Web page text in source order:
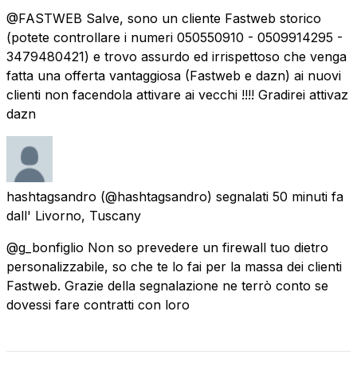
@FASTWEB Salve, sono un cliente Fastweb storico
(potete controllare i numeri 050550910 - 0509914295 -
3479480421) e trovo assurdo ed irrispettoso che venga
fatta una offerta vantaggiosa (Fastweb e dazn) ai nuovi
clienti non facendola attivare ai vecchi !!!! Gradirei attivaz
dazn
hashtagsandro (@hashtagsandro) segnalati 50 minuti fa
dall' Livorno, Tuscany
@g_bonfiglio Non so prevedere un firewall tuo dietro
personalizzabile, so che te lo fai per la massa dei clienti
Fastweb. Grazie della segnalazione ne terrò conto se
dovessi fare contratti con loro